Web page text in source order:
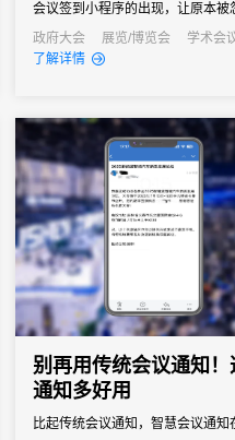
会议签到小程序的出现，让原本被
据，从会前筹备到会后复盘，全
政府大会 展览/博览会 学术会
发布会
了解详情
别再用传统会议通知
通知多好用
比起传统会议通知，智慧会议通